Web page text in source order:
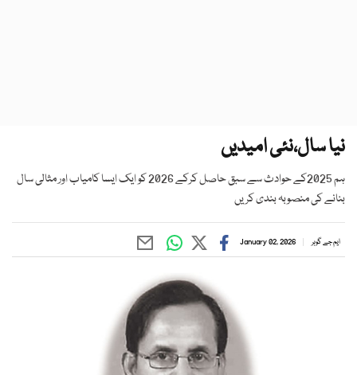
نیا سال،نئی امیدیں
ہم 2025کے حوادث سے سبق حاصل کرکے 2026 کو ایک ایسا کامیاب اور مثالی سال
بنانے کی منصوبہ بندی کریں
ایم جے گوہر January 02, 2026